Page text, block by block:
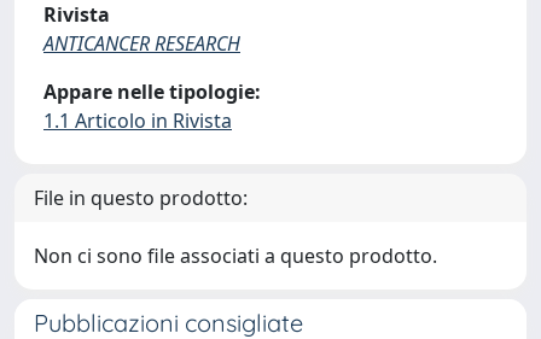
Rivista
ANTICANCER RESEARCH
Appare nelle tipologie:
1.1 Articolo in Rivista
File in questo prodotto:
Non ci sono file associati a questo prodotto.
Pubblicazioni consigliate